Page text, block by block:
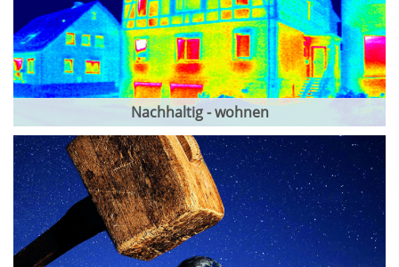
Nachhaltig - wohnen